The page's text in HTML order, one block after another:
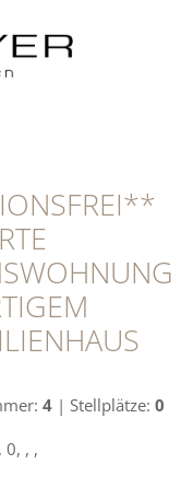
4 | Stellplätze: 0
0, , ,